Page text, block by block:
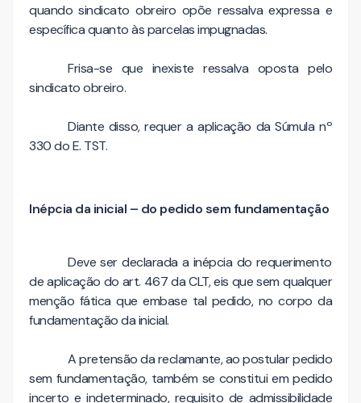
quando sindicato obreiro opõe ressalva expressa e
específica quanto às parcelas impugnadas.
Frisa-se que inexiste ressalva oposta pelo
sindicato obreiro.
Diante disso, requer a aplicação da Súmula nº
330 do E. TST.
Inépcia da inicial – do pedido sem fundamentação
Deve ser declarada a inépcia do requerimento
de aplicação do art. 467 da CLT, eis que sem qualquer
menção fática que embase tal pedido, no corpo da
fundamentação da inicial.
A pretensão da reclamante, ao postular pedido
sem fundamentação, também se constitui em pedido
incerto e indeterminado, requisito de admissibilidade